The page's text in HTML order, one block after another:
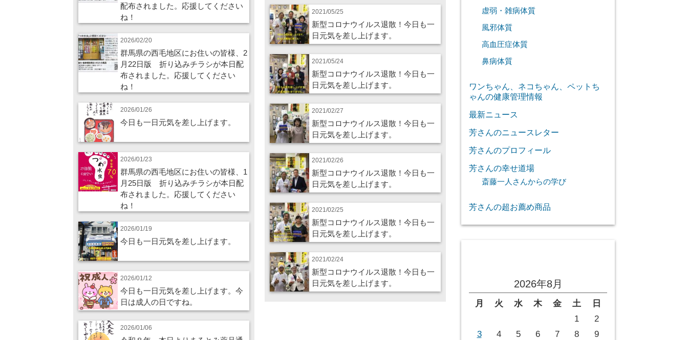
配布されました。応援してください
ね！
2026/02/20
群馬県の西毛地区にお住いの皆様、2
月22日版 折り込みチラシが本日配
布されました。応援してください
ね！
2026/01/26
今日も一日元気を差し上げます。
2026/01/23
群馬県の西毛地区にお住いの皆様、1
月25日版 折り込みチラシが本日配
布されました。応援してください
ね！
2026/01/19
今日も一日元気を差し上げます。
2026/01/12
今日も一日元気を差し上げます。今
日は成人の日ですね。
2026/01/06
2021/05/25
新型コロナウイルス退散！今日も一
日元気を差し上げます。
2021/05/24
新型コロナウイルス退散！今日も一
日元気を差し上げます。
2021/02/27
新型コロナウイルス退散！今日も一
日元気を差し上げます。
2021/02/26
新型コロナウイルス退散！今日も一
日元気を差し上げます。
2021/02/25
新型コロナウイルス退散！今日も一
日元気を差し上げます。
2021/02/24
新型コロナウイルス退散！今日も一
日元気を差し上げます。
虚弱・雑病体質
風邪体質
高血圧症体質
鼻病体質
ワンちゃん、ネコちゃん、ペットち
ゃんの健康管理情報
最新ニュース
芳さんのニュースレター
芳さんのプロフィール
芳さんの幸せ道場
斎藤一人さんからの学び
芳さんの超お薦め商品
2026年8月
月 火 水 木 金 土
日
1
2
3
4 5 6 7 8 9